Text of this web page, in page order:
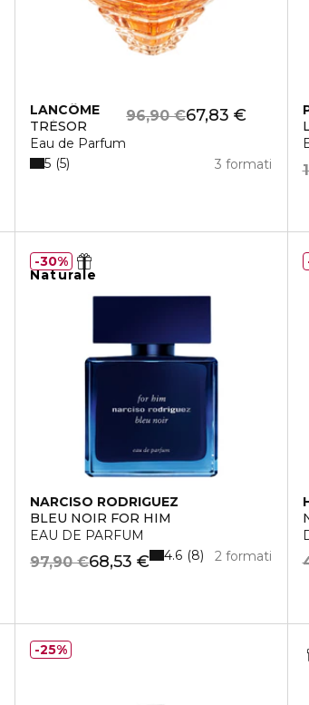
LANCÔME
TRÉSOR
Eau de Parfum
67,83 €
96,90 €
3 formati
5 5
Naturale
NARCISO RODRIGUEZ
BLEU NOIR FOR HIM
EAU DE PARFUM
68,53 €
97,90 € 2 formati
4.6 8
30%
25%